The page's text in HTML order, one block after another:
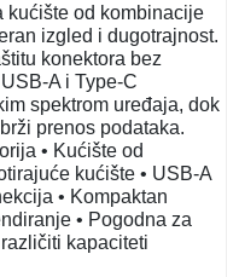
kućište od kombinacije
izgled i dugotrajnost.
konektora bez
A i Type-C
spektrom uređaja, dok
prenos podataka.
• Kućište od
kućište • USB-A
• Kompaktan
• Pogodna za
kapaciteti